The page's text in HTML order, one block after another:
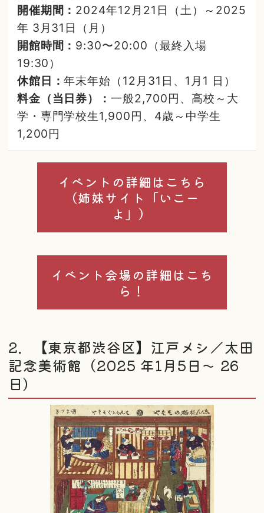
開催期間： 2024年12月21日（土）～2025
年 3月31日（月）
開館時間： 9:30〜20:00（最終入場
19:30）
休館日：年末年始（12月31日、1月1 日）
料金（当日券）：一般2,700円、高校～大
学・専門学校生1,900円、4歳～中学生
1,200円
イベントの詳細はこちら
（姉妹サイト「いこー
よ」）
イベント会場の詳細はこち
ら！
2．【東京都渋谷区】江戸メシ／太田
記念美術館（2025 年1月5日～ 26
日）